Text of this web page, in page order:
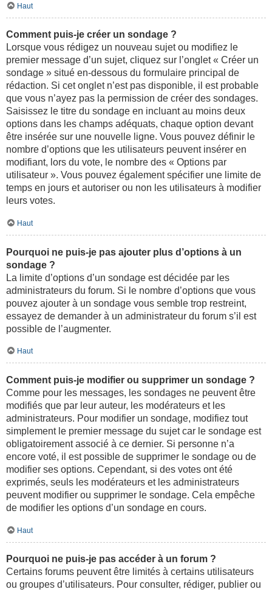
Haut
Comment puis-je créer un sondage ?
Lorsque vous rédigez un nouveau sujet ou modifiez le
premier message d’un sujet, cliquez sur l’onglet « Créer un
sondage » situé en-dessous du formulaire principal de
rédaction. Si cet onglet n’est pas disponible, il est probable
que vous n’ayez pas la permission de créer des sondages.
Saisissez le titre du sondage en incluant au moins deux
options dans les champs adéquats, chaque option devant
être insérée sur une nouvelle ligne. Vous pouvez définir le
nombre d’options que les utilisateurs peuvent insérer en
modifiant, lors du vote, le nombre des « Options par
utilisateur ». Vous pouvez également spécifier une limite de
temps en jours et autoriser ou non les utilisateurs à modifier
leurs votes.
Haut
Pourquoi ne puis-je pas ajouter plus d’options à un
sondage ?
La limite d’options d’un sondage est décidée par les
administrateurs du forum. Si le nombre d’options que vous
pouvez ajouter à un sondage vous semble trop restreint,
essayez de demander à un administrateur du forum s’il est
possible de l’augmenter.
Haut
Comment puis-je modifier ou supprimer un sondage ?
Comme pour les messages, les sondages ne peuvent être
modifiés que par leur auteur, les modérateurs et les
administrateurs. Pour modifier un sondage, modifiez tout
simplement le premier message du sujet car le sondage est
obligatoirement associé à ce dernier. Si personne n’a
encore voté, il est possible de supprimer le sondage ou de
modifier ses options. Cependant, si des votes ont été
exprimés, seuls les modérateurs et les administrateurs
peuvent modifier ou supprimer le sondage. Cela empêche
de modifier les options d’un sondage en cours.
Haut
Pourquoi ne puis-je pas accéder à un forum ?
Certains forums peuvent être limités à certains utilisateurs
ou groupes d’utilisateurs. Pour consulter, rédiger, publier ou